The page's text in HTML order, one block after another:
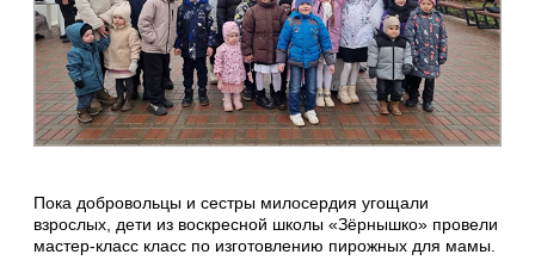
Пока добровольцы и сестры милосердия угощали
взрослых, дети из воскресной школы «Зёрнышко» провели
мастер-класс класс по изготовлению пирожных для мамы.